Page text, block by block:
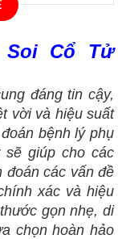
Soi Cổ Tử
đáng tin cậy,
vời và hiệu suất
bệnh lý phụ
sẽ giúp cho các
đoán các vấn đề
xác và hiệu
gọn nhẹ, di
chọn hoàn hảo